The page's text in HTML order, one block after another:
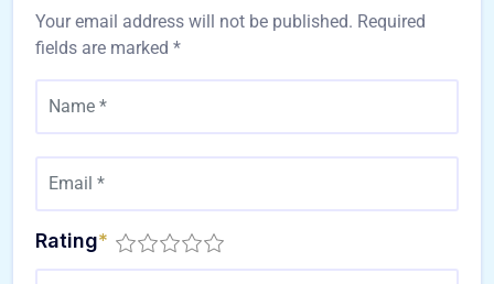
Your email address will not be published. Required
fields are marked *
Rating*